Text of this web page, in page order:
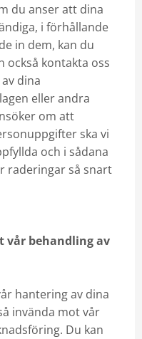
du anser att dina
i förhållande
in dem, kan du
också kontakta oss
dina
eller andra
om att
ska vi
och i sådana
raderingar så snart
vår behandling av
hantering av dina
invända mot vår
Du kan